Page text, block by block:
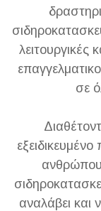
λειτουργικές
σε
αναλάβει και